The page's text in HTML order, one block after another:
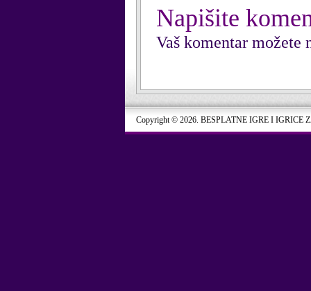
Napišite
Vaš komentar možete
Copyright © 2026. BESPLATNE IGRE I IGRICE